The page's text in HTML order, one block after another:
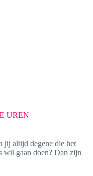
UREN
altijd degene die het
wil gaan doen? Dan zijn